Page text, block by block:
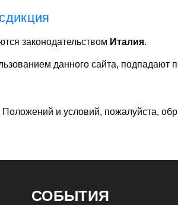
законодательством Италия.
данного сайта, подпадают
и условий, пожалуйста,
СОБЫТИЯ